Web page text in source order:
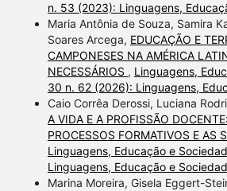
n. 53 (2023): Linguagens,
Maria Antônia de Souza, Samira
Soares Arcega, EDUCAÇÃO E
CAMPONESES NA AMÉRICA
NECESSÁRIOS , Linguagens,
30 n. 62 (2026): Linguagens,
Caio Corrêa Derossi, Luciana
A VIDA E A PROFISSÃO
PROCESSOS FORMATIVOS E AS
Linguagens, Educação e
Linguagens, Educação e
Marina Moreira, Gisela Eggert-